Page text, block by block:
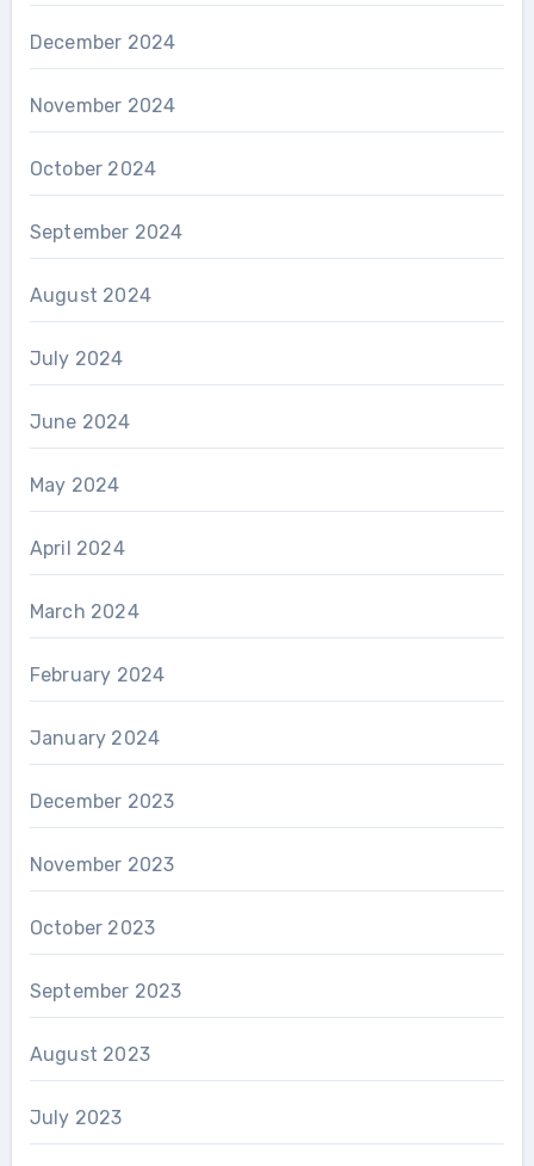
December 2024
November 2024
October 2024
September 2024
August 2024
July 2024
June 2024
May 2024
April 2024
March 2024
February 2024
January 2024
December 2023
November 2023
October 2023
September 2023
August 2023
July 2023